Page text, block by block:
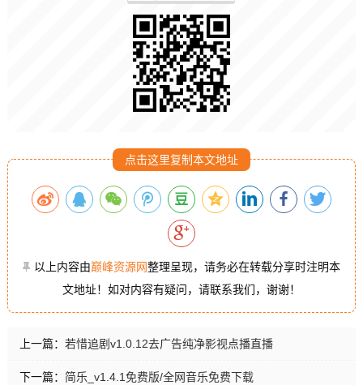
点击这里复制本文地址
以上内容由巅峰资源网整理呈现，请务必在转载分享时注明本
文地址！如对内容有疑问，请联系我们，谢谢！
上一篇： 若惜追剧v1.0.12去广告纯净影视点播直播
下一篇： 简乐_v1.4.1免费版/全网音乐免费下载